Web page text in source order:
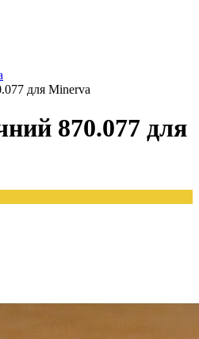
для Minerva
870.077 для